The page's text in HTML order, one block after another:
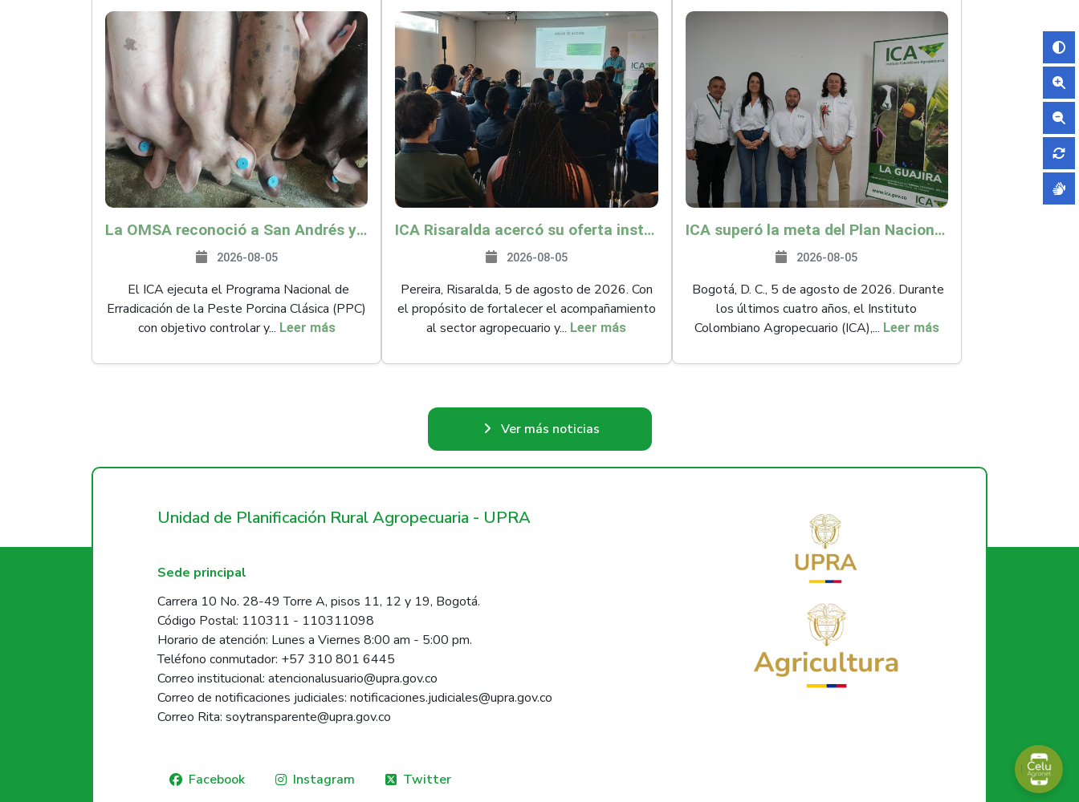
La OMSA reconoció a San Andrés y Providencia como zona libre de Peste Porcina Clásica (PPC)
2026-08-05
El ICA ejecuta el Programa Nacional de
Erradicación de la Peste Porcina Clásica (PPC)
con objetivo controlar y... Leer más
ICA Risaralda acercó su oferta institucional a productores y emprendedores en Expocamello
2026-08-05
Pereira, Risaralda, 5 de agosto de 2026. Con
el propósito de fortalecer el acompañamiento
al sector agropecuario y... Leer más
ICA superó la meta del Plan Nacional de Desarrollo y abrió 61 mercados internacionales
2026-08-05
Bogotá, D. C., 5 de agosto de 2026. Durante
los últimos cuatro años, el Instituto
Colombiano Agropecuario (ICA),... Leer más
Ver más noticias
Unidad de Planificación Rural Agropecuaria - UPRA
Sede principal
Carrera 10 No. 28-49 Torre A, pisos 11, 12 y 19, Bogotá.
Código Postal: 110311 - 110311098
Horario de atención: Lunes a Viernes 8:00 am - 5:00 pm.
Teléfono conmutador: +57 310 801 6445
Correo institucional: atencionalusuario@upra.gov.co
Correo de notificaciones judiciales: notificaciones.judiciales@upra.gov.co
Correo Rita: soytransparente@upra.gov.co
Facebook Instagram Twitter